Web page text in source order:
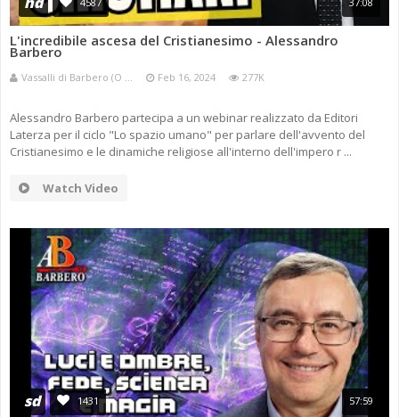
MICENI
IMPERO ROMANO
MONETA UNICA E
POST 2020 E ATTUALITÀ
A.C.D.C.
L'incredibile ascesa del Cristianesimo - Alessandro
Barbero
Vassalli di Barbero (O ... Feb 16, 2024 277K
Alessandro Barbero partecipa a un webinar realizzato da Editori
Laterza per il ciclo "Lo spazio umano" per parlare dell'avvento del
Cristianesimo e le dinamiche religiose all'interno dell'impero r ...
Watch Video
sd 1431 57:59